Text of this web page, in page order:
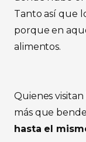
Tanto así que
porque en
alimentos.
Quienes
más que
hasta el